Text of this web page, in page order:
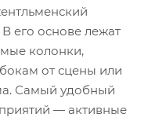
его основе лежат
колонки,
от сцены или
Самый удобный
— активные